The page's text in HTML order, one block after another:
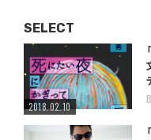
SELECT
2018.02.10